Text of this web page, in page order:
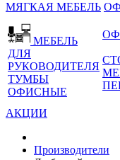
МЯГКАЯ МЕБЕЛЬ
МЕБЕЛЬ
ДЛЯ
РУКОВОДИТЕЛЯ
ТУМБЫ
ОФИСНЫЕ
АКЦИИ
Производители